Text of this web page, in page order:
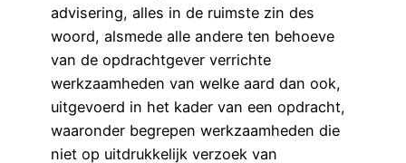
advisering, alles in de ruimste zin des
woord, alsmede alle andere ten behoeve
van de opdrachtgever verrichte
werkzaamheden van welke aard dan ook,
uitgevoerd in het kader van een opdracht,
waaronder begrepen werkzaamheden die
niet op uitdrukkelijk verzoek van